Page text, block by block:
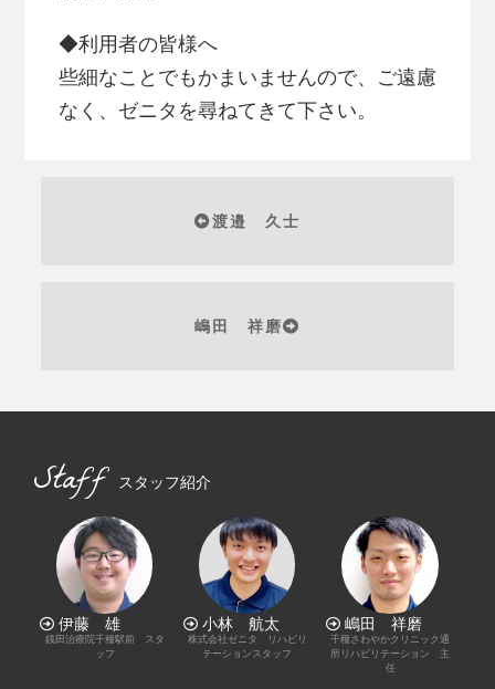
◆利用者の皆様へ
些細なことでもかまいませんので、ご遠慮
なく、ゼニタを尋ねてきて下さい。
渡邉 久士
嶋田 祥磨
Staff スタッフ紹介
伊藤 雄
銭田治療院千種駅前 スタ
ッフ
小林 航太
株式会社ゼニタ リハビリ
テーションスタッフ
嶋田 祥磨
千種さわやかクリニック通
所リハビリテーション 主
任